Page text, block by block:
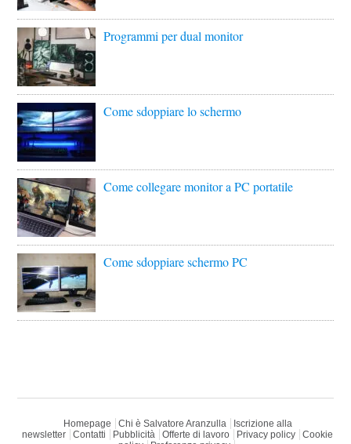
Programmi per dual monitor
Come sdoppiare lo schermo
Come collegare monitor a PC portatile
Come sdoppiare schermo PC
Homepage Chi è Salvatore Aranzulla
Iscrizione alla
newsletter
Contatti Pubblicità Offerte di lavoro Privacy policy
Cookie